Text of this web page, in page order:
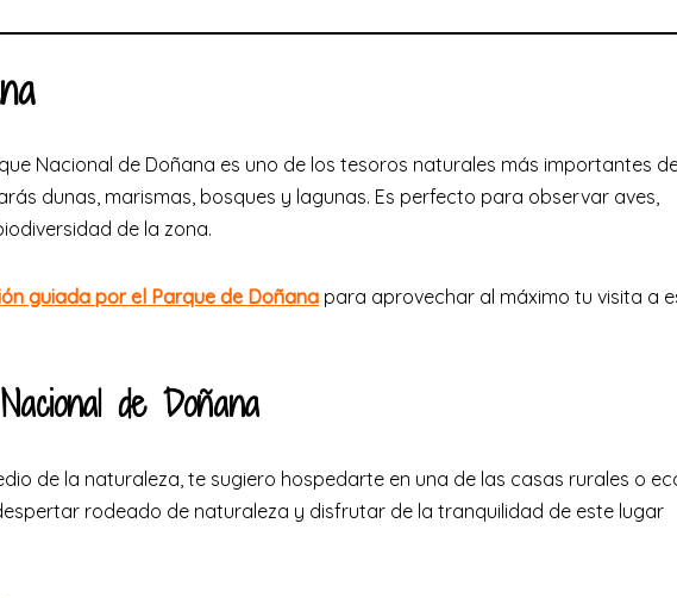
Nacional de Doñana es uno de los tesoros naturales más importantes
dunas, marismas, bosques y lagunas. Es perfecto para observar aves,
de la zona.
guiada por el Parque de Doñana para aprovechar al máximo tu visita a
de Doñana
de la naturaleza, te sugiero hospedarte en una de las casas rurales o
rodeado de naturaleza y disfrutar de la tranquilidad de este lugar